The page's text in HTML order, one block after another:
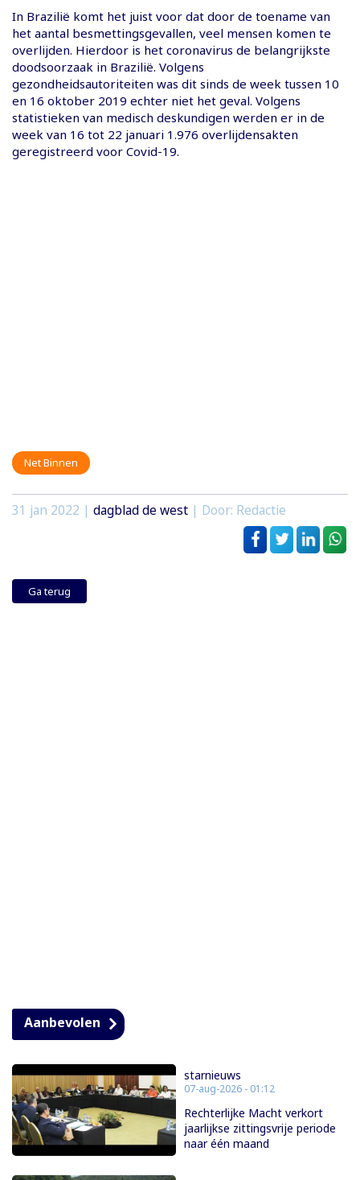
In Brazilië komt het juist voor dat door de toename van
het aantal besmettingsgevallen, veel mensen komen te
overlijden. Hierdoor is het coronavirus de belangrijkste
doodsoorzaak in Brazilië. Volgens
gezondheidsautoriteiten was dit sinds de week tussen 10
en 16 oktober 2019 echter niet het geval. Volgens
statistieken van medisch deskundigen werden er in de
week van 16 tot 22 januari 1.976 overlijdensakten
geregistreerd voor Covid-19.
Net Binnen
31 jan 2022 | dagblad de west | Door: Redactie
Ga terug
Aanbevolen
starnieuws
07-aug-2026 - 01:12
Rechterlijke Macht verkort
jaarlijkse zittingsvrije periode
naar één maand